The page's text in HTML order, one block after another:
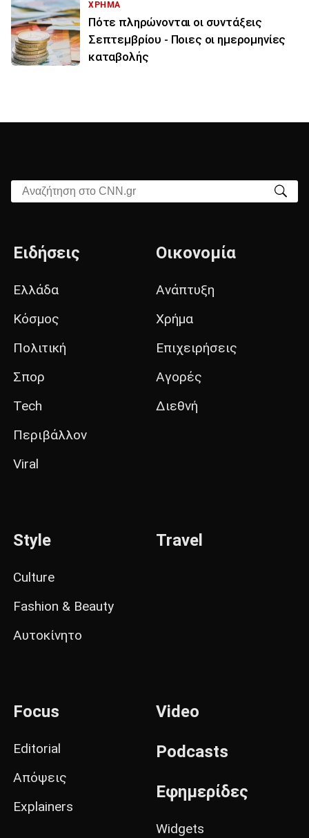
ΧΡΗΜΑ
Πότε πληρώνονται οι συντάξεις
Σεπτεμβρίου - Ποιες οι ημερομηνίες
καταβολής
Αναζήτηση στο CNN.gr
Ειδήσεις
Ελλάδα
Κόσμος
Πολιτική
Σπορ
Tech
Περιβάλλον
Viral
Οικονομία
Ανάπτυξη
Χρήμα
Επιχειρήσεις
Αγορές
Διεθνή
Style
Culture
Fashion & Beauty
Αυτοκίνητο
Travel
Focus
Editorial
Απόψεις
Explainers
Video
Podcasts
Εφημερίδες
Widgets